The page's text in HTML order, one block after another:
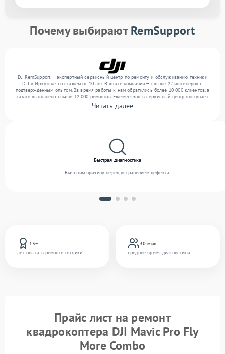
Почему выбираютRemSupport
DJIRemSupport — экспертный сервисный центр по ремонту и обслуживанию техники
DJI в Иркутске со стажем от 10 лет. В штате компании — свыше 22 инженеров с
подтвержденным опытом. За время работы к нам обратились более 10 000 клиентов, а
также выполнено свыше 12 000 ремонтов. Ежемесячно в сервисный центр поступает
более 300 устройств, включая , , . Мы выполняем ремонт различного уровня
сложности и поддерживаем высокий стандарт качества благодаря опыту команды.
Читать далее
13+
лет опыта в ремонте техники
30 мин
среднее время диагностики
Быстрая диагностика
Выясним причину перед устранением дефекта.
Прайс лист на ремонт
квадрокоптера DJI Mavic Pro Fly
More Combo